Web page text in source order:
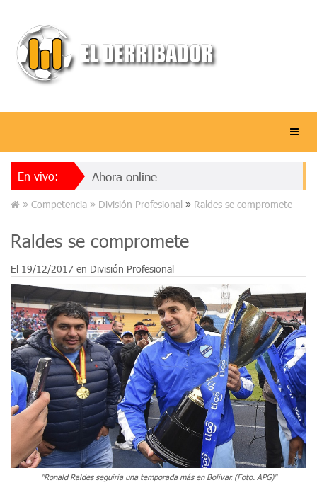
En vivo: Ahora online
Competencia División Profesional Raldes se compromete
Raldes se compromete
El 19/12/2017 en División Profesional
"Ronald Raldes seguiría una temporada más en Bolívar. (Foto. APG)"